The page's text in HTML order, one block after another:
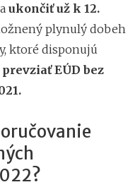
ukončiť už k 12.
plynulý dobeh
ktoré disponujú
prevziať EÚD bez